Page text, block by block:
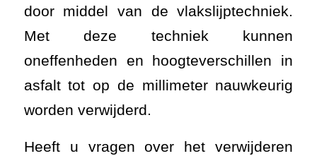
door middel van de vlakslijptechniek.
Met deze techniek kunnen
oneffenheden en hoogteverschillen in
asfalt tot op de millimeter nauwkeurig
worden verwijderd.
Heeft u vragen over het verwijderen